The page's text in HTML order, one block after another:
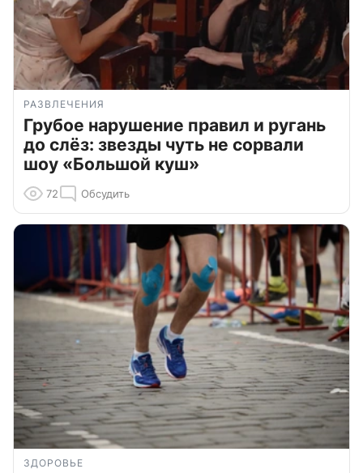
РАЗВЛЕЧЕНИЯ
Грубое нарушение правил и ругань
до слёз: звезды чуть не сорвали
шоу «Большой куш»
72 Обсудить
ЗДОРОВЬЕ